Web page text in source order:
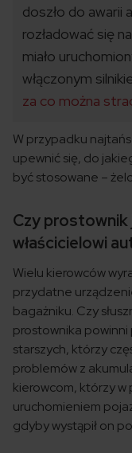
doszło do
rozładować się
miało
włączonym
za co można
W przypadku
upewnić się, do
być stosowane –
Czy
właścicielowi
Wielu kierowców
przydatne
bagażniku. Czy
prostownika powinni
starszych, którzy
problemów z
kierowcom, którzy w
uruchomieniem
gdyby wystąpił on